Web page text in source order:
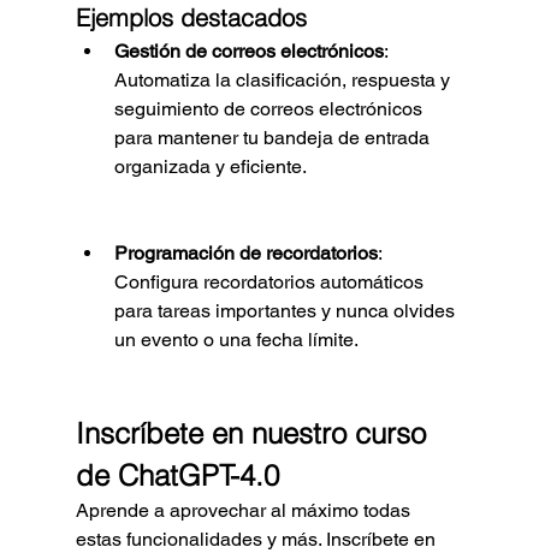
Ejemplos destacados
Gestión de correos electrónicos:
Automatiza la clasificación, respuesta y
seguimiento de correos electrónicos
para mantener tu bandeja de entrada
organizada y eficiente.
Programación de recordatorios:
Configura recordatorios automáticos
para tareas importantes y nunca olvides
un evento o una fecha límite.
Inscríbete en nuestro curso
de ChatGPT-4.0
Aprende a aprovechar al máximo todas
estas funcionalidades y más. Inscríbete en